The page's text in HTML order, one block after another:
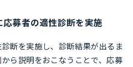
募者の適性診断を実施
断を実施し、診断結果が出るま
ら説明をおこなうことで、応募